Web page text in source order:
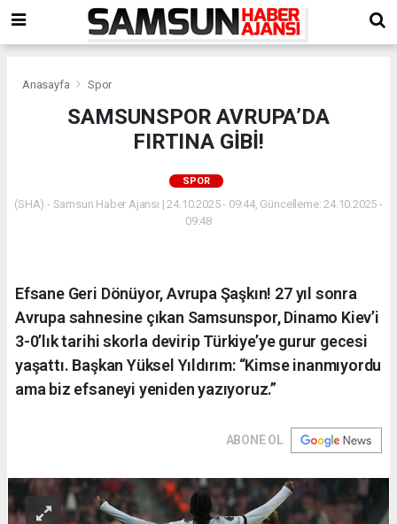
Anasayfa Spor
SAMSUNSPOR AVRUPA’DA
FIRTINA GİBİ!
SPOR
(SHA) - Samsun Haber Ajansı | 24.10.2025 - 09:44, Güncelleme: 24.10.2025 -
09:48
Efsane Geri Dönüyor, Avrupa Şaşkın! 27 yıl sonra
Avrupa sahnesine çıkan Samsunspor, Dinamo Kiev’i
3-0’lık tarihi skorla devirip Türkiye’ye gurur gecesi
yaşattı. Başkan Yüksel Yıldırım: “Kimse inanmıyordu
ama biz efsaneyi yeniden yazıyoruz.”
ABONE OL